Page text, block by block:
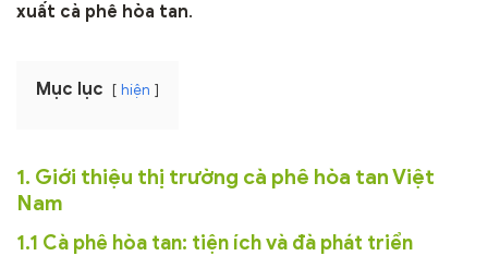
xuất cà phê hòa tan.
Mục lục hiện
1. Giới thiệu thị trường cà phê hòa tan Việt
Nam
1.1 Cà phê hòa tan: tiện ích và đà phát triển